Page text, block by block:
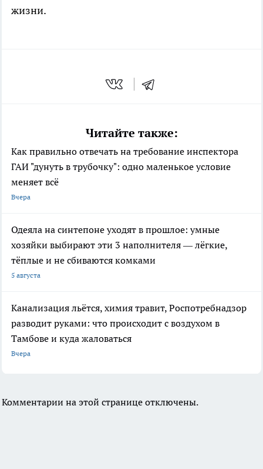
жизни.
Читайте также:
Как правильно отвечать на требование инспектора
ГАИ "дунуть в трубочку": одно маленькое условие
меняет всё
Вчера
Одеяла на синтепоне уходят в прошлое: умные
хозяйки выбирают эти 3 наполнителя — лёгкие,
тёплые и не сбиваются комками
5 августа
Канализация льётся, химия травит, Роспотребнадзор
разводит руками: что происходит с воздухом в
Тамбове и куда жаловаться
Вчера
Комментарии на этой странице отключены.